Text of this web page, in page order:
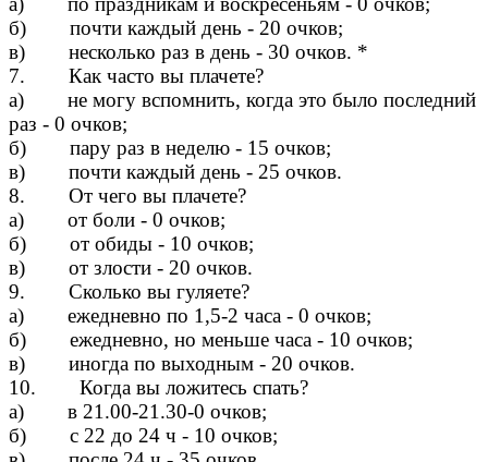
б) почти каждый день - 20 очков;
в) несколько раз в день - 30 очков. *
7. Как часто вы плачете?
а) не могу вспомнить, когда это было последний
раз - 0 очков;
б) пару раз в неделю - 15 очков;
в) почти каждый день - 25 очков.
8. От чего вы плачете?
а) от боли - 0 очков;
б) от обиды - 10 очков;
в) от злости - 20 очков.
9. Сколько вы гуляете?
а) ежедневно по 1,5-2 часа - 0 очков;
б) ежедневно, но меньше часа - 10 очков;
в) иногда по выходным - 20 очков.
10. Когда вы ложитесь спать?
а) в 21.00-21.30-0 очков;
б) с 22 до 24 ч - 10 очков;